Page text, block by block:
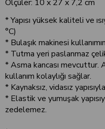
Ölçüler: 10 x 27 x 7,2 cm
* Yapısı yüksek kaliteli ve
°C)
* Bulaşık makinesi
* Tutma yeri paslanmaz
* Asma kancası mevcuttur.
kullanım kolaylığı sağlar.
* Kaynaksız, vidasız
* Elastik ve yumuşak
zedelemez.